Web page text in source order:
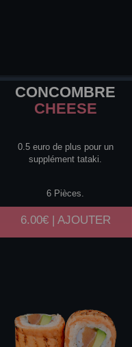
CONCOMBRE
CHEESE
0.5 euro de plus pour un
supplément tataki.
6 Pièces.
6.00€ | AJOUTER